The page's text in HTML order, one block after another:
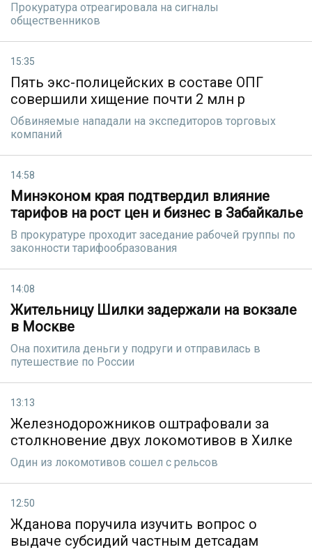
Прокуратура отреагировала на сигналы
общественников
15:35
Пять экс-полицейских в составе ОПГ
совершили хищение почти 2 млн р
Обвиняемые нападали на экспедиторов торговых
компаний
14:58
Минэконом края подтвердил влияние
тарифов на рост цен и бизнес в Забайкалье
В прокуратуре проходит заседание рабочей группы по
законности тарифообразования
14:08
Жительницу Шилки задержали на вокзале
в Москве
Она похитила деньги у подруги и отправилась в
путешествие по России
13:13
Железнодорожников оштрафовали за
столкновение двух локомотивов в Хилке
Один из локомотивов сошел с рельсов
12:50
Жданова поручила изучить вопрос о
выдаче субсидий частным детсадам